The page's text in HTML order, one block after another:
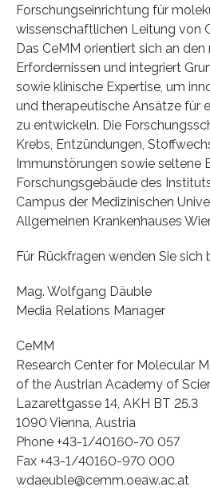
Forschungseinrichtung für
wissenschaftlichen Leitung von
Das CeMM orientiert sich an
Erfordernissen und integriert
sowie klinische Expertise, um
und therapeutische Ansätze für
zu entwickeln. Die
Krebs, Entzündungen,
Immunstörungen sowie seltene
Forschungsgebäude des
Campus der Medizinischen
Allgemeinen Krankenhauses
Für Rückfragen wenden Sie sich
Mag. Wolfgang Däuble
Media Relations Manager
CeMM
Research Center for Molecular
of the Austrian Academy of
Lazarettgasse 14, AKH BT 25.3
1090 Vienna, Austria
Phone +43-1/40160-70 057
Fax +43-1/40160-970 000
wdaeuble@cemm.oeaw.ac.at